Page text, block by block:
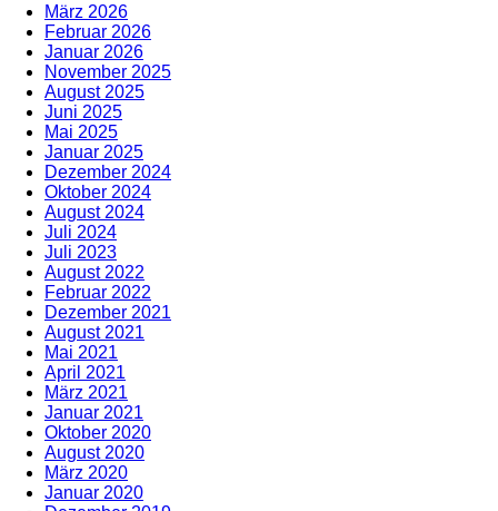
März 2026
Februar 2026
Januar 2026
November 2025
August 2025
Juni 2025
Mai 2025
Januar 2025
Dezember 2024
Oktober 2024
August 2024
Juli 2024
Juli 2023
August 2022
Februar 2022
Dezember 2021
August 2021
Mai 2021
April 2021
März 2021
Januar 2021
Oktober 2020
August 2020
März 2020
Januar 2020